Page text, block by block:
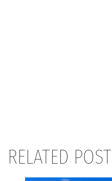
RELATED